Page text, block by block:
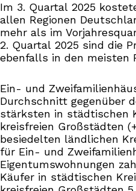
Im 3. Quartal 2025
allen Regionen
mehr als im
2. Quartal 2025 sind die
ebenfalls in den meisten
Ein- und
Durchschnitt gegenüber
stärksten in städtischen
kreisfreien Großstädten
besiedelten ländlichen
für Ein- und
Eigentumswohnungen
Käufer in städtischen